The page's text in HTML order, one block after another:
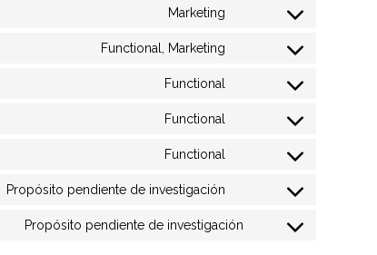
Marketing
Functional, Marketing
Functional
complianz
Functional
Functional
popup-
Propósito pendiente de investigación
to
Propósito pendiente de investigación
Consent